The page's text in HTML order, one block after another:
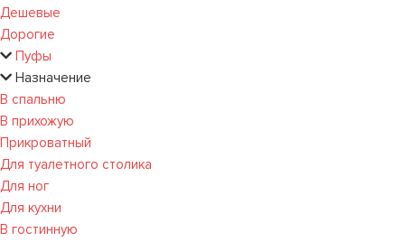
Дешевые
Дорогие
Пуфы
Назначение
В спальню
В прихожую
Прикроватный
Для туалетного столика
Для ног
Для кухни
В гостинную